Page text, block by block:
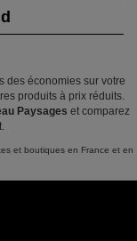
des économies sur votre
produits à prix réduits.
Paysages et comparez
et boutiques en France et en